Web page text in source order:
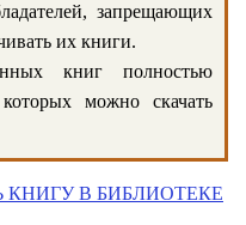
запрещающих
их книги.
книг полностью
можно скачать
КНИГУ В БИБЛИОТЕКЕ